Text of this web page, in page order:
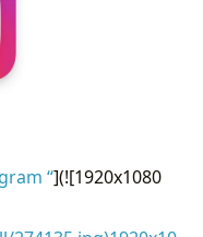
“](![1920x1080